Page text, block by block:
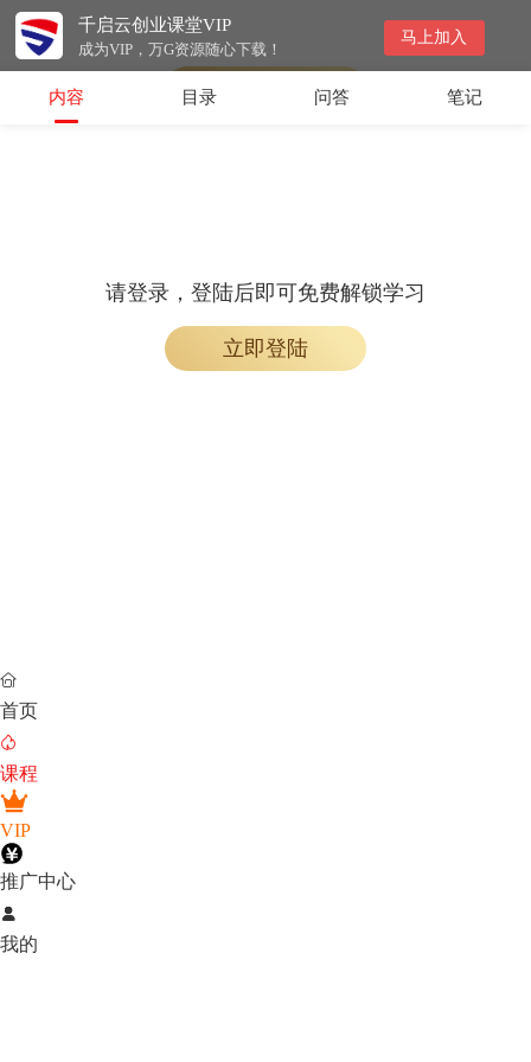
千启云创业课堂VIP
成为VIP，万G资源随心下载！
马上加入
请登录，登陆后即可免费解锁学习
内容 目录 问答 笔记
请登录，登陆后即可免费解锁学习
立即登陆

首页

课程
VIP
推广中心

我的